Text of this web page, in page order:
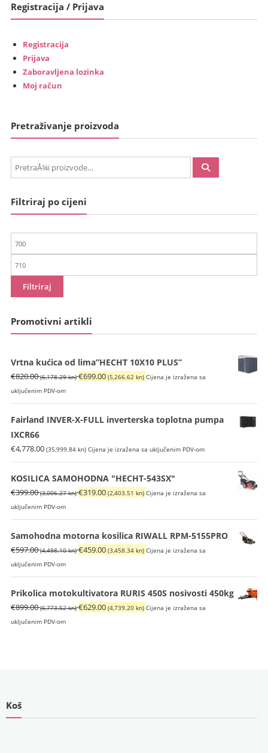
kn).
kn).
Registracija / Prijava
Registracija
Prijava
Zaboravljena lozinka
Moj račun
Pretraživanje proizvoda
PretraÅ¾i:
Filtriraj po cijeni
Min
cijena
Maks
cijena
Filtriraj
Promotivni artikli
Vrtna kućica od lima”HECHT 10X10 PLUS”
€820.00 (6,178.29 kn)Izvorna
bila
je:
€699.00 (5,266.62 kn) Trenutna
je:
€699.00
Cijena je izražena sa
uključenim PDV-om
Fairland INVER-X-FULL inverterska toplotna pumpa
IXCR66
€4,778.00 (35,999.84 kn) Cijena je izražena sa uključenim PDV-om
KOSILICA SAMOHODNA "HECHT-543SX"
€399.00 (3,006.27 kn)Izvorna
bila
je:
€399.00
kn).
€319.00 (2,403.51 kn) Trenutna
je:
€319.00
(2,403.51
Cijena je izražena sa
uključenim PDV-om
Samohodna motorna kosilica RIWALL RPM-5155PRO
€597.00 (4,498.10 kn)Izvorna
bila
je:
€597.00
€459.00 (3,458.34 kn) Trenutna
je:
€459.00
(3,458.34
Cijena je izražena sa
uključenim PDV-om
Prikolica motokultivatora RURIS 450S nosivosti 450kg
€899.00 (6,773.52 kn)Izvorna
€629.00 (4,739.20 kn) Trenutna
Cijena je izražena sa
uključenim PDV-om
Koš